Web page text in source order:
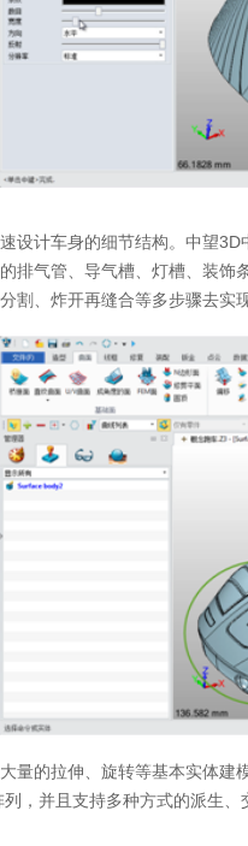
车身的细节结构。中望3D中
排气管、导气槽、灯槽、装
割、炸开再缝合等多步骤去实
拉伸、旋转等基本实体建模
，并且支持多种方式的派生